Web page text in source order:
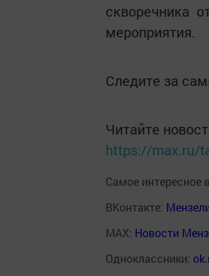
скворечника
мероприятия.
Следите за
Читайте
https://max.ru/
Самое интересное
ВКонтакте:
MAX: Новости
Одноклассники: